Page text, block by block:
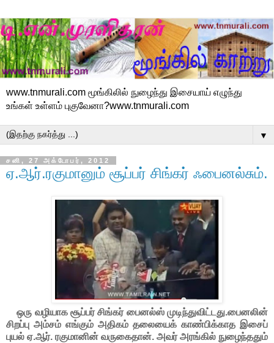
www.tnmurali.com மூங்கிலில் நுழைந்து இசையாய் எழுந்து
உங்கள் உள்ளம் புகுவேனா?www.tnmurali.com
▼
சனி, 27 அக்டோபர், 2012
ஏ.ஆர்.ரகுமானும் சூப்பர் சிங்கர் ஃபைனல்சும்.
ஒரு வழியாக சூப்பர் சிங்கர் பைனல்ஸ் முடிந்துவிட்டது.பைனலின்
சிறப்பு அம்சம் எங்கும் அதிகம் தலையைக் காண்பிக்காத இசைப்
புயல் ஏ.ஆர். ரகுமானின் வருகைதான். அவர் அரங்கில் நுழைந்ததும்